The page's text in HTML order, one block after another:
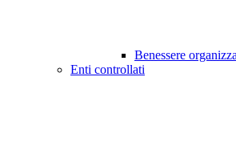
Benessere
Enti controllati